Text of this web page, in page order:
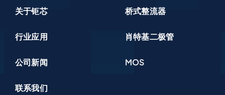
关于钜芯
行业应用
公司新闻
联系我们
桥式整流器
肖特基二极管
MOS